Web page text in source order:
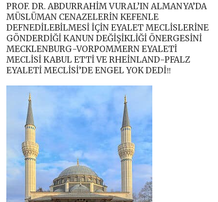
PROF. DR. ABDURRAHİM VURAL’IN ALMANYA’DA
MÜSLÜMAN CENAZELERİN KEFENLE
DEFNEDİLEBİLMESİ İÇİN EYALET MECLİSLERİNE
GÖNDERDİĞİ KANUN DEĞİŞİKLİĞİ ÖNERGESİNİ
MECKLENBURG-VORPOMMERN EYALETİ
MECLİSİ KABUL ETTİ VE RHEİNLAND-PFALZ
EYALETİ MECLİSİ’DE ENGEL YOK DEDİ‼️